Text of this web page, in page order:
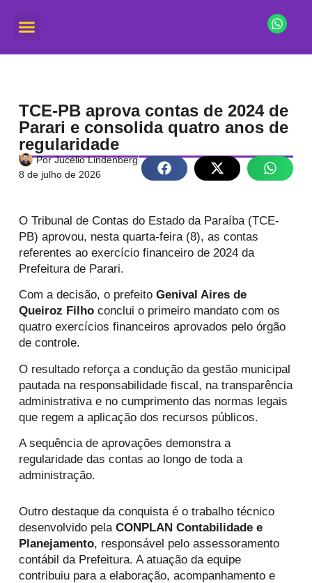
TCE-PB aprova contas de 2024 de
Parari e consolida quatro anos de
regularidade
PorJucélio Lindenberg
8 de julho de 2026
O Tribunal de Contas do Estado da Paraíba (TCE-
PB) aprovou, nesta quarta-feira (8), as contas
referentes ao exercício financeiro de 2024 da
Prefeitura de Parari.
Com a decisão, o prefeitoGenival Aires de
Queiroz Filho conclui o primeiro mandato com os
quatro exercícios financeiros aprovados pelo órgão
de controle.
O resultado reforça a condução da gestão municipal
pautada na responsabilidade fiscal, na transparência
administrativa e no cumprimento das normas legais
que regem a aplicação dos recursos públicos.
A sequência de aprovações demonstra a
regularidade das contas ao longo de toda a
administração.
Outro destaque da conquista é o trabalho técnico
desenvolvido pelaCONPLAN Contabilidade e
Planejamento, responsável pelo assessoramento
contábil da Prefeitura. A atuação da equipe
contribuiu para a elaboração, acompanhamento e